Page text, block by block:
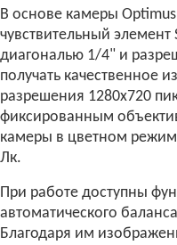
В основе камеры
чувствительный элемент
диагональю 1/4" и
получать качественное
разрешения 1280х720
фиксированным
камеры в цветном
Лк.
При работе доступны
автоматического
Благодаря им